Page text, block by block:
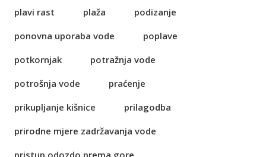
plavi rast
plaža
podizanje
ponovna uporaba vode
poplave
potkornjak
potražnja vode
potrošnja vode
praćenje
prikupljanje kišnice
prilagodba
prirodne mjere zadržavanja vode
pristup odozdo prema gore